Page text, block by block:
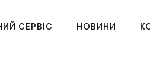
СЕРВІС НОВИНИ